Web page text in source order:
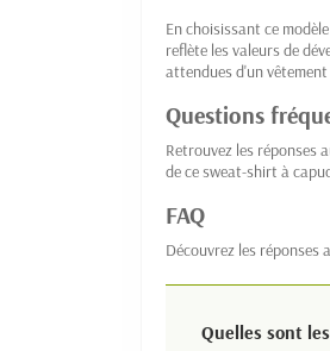
En choisissant ce
reflète les valeurs de
attendues d'un vêtement
Questions
Retrouvez les réponses
de ce sweat-shirt à
FAQ
Découvrez les réponses
Quelles sont